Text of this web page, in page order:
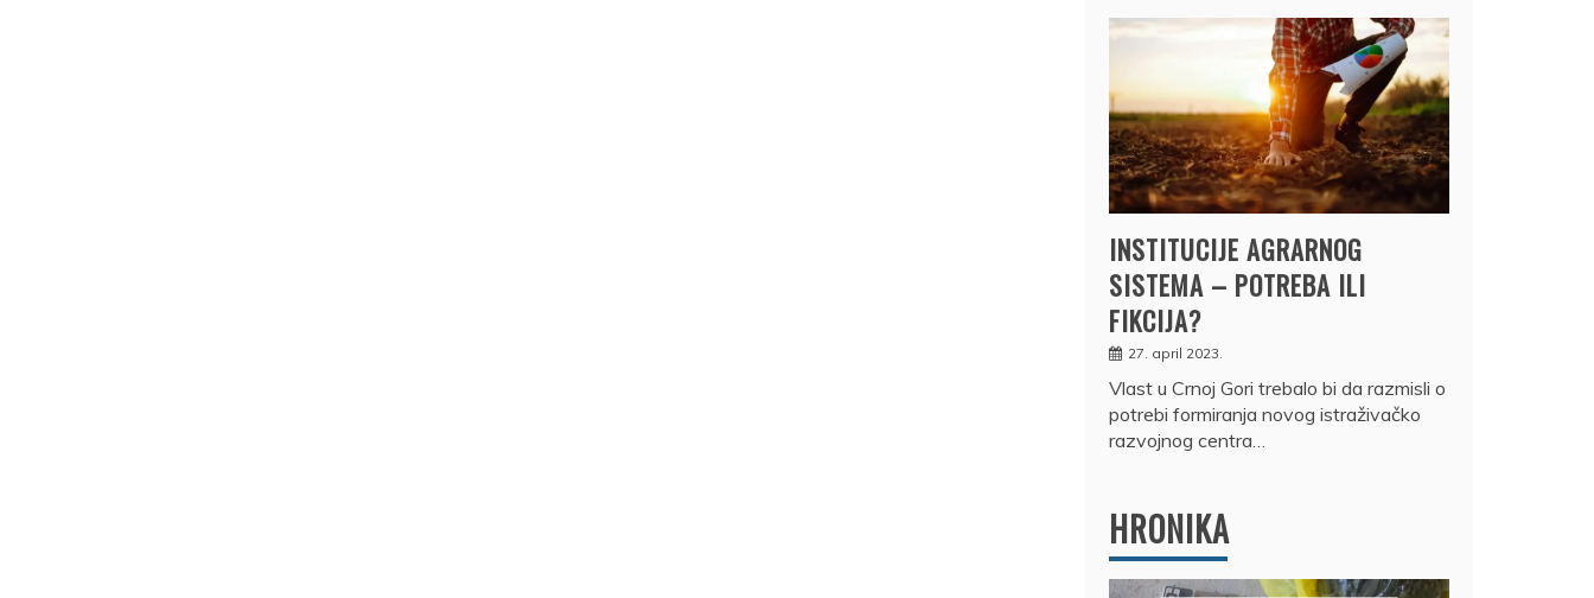
INSTITUCIJE AGRARNOG
SISTEMA – POTREBA ILI
FIKCIJA?
27. april 2023.
Vlast u Crnoj Gori trebalo bi da razmisli o
potrebi formiranja novog istraživačko
razvojnog centra…
HRONIKA